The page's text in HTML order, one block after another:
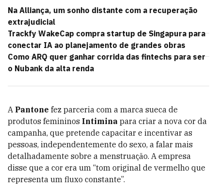
Na Alliança, um sonho distante com a recuperação
extrajudicial
Trackfy WakeCap compra startup de Singapura para
conectar IA ao planejamento de grandes obras
Como ARQ quer ganhar corrida das fintechs para ser
o Nubank da alta renda
A Pantone fez parceria com a marca sueca de
produtos femininos Intimina para criar a nova cor da
campanha, que pretende capacitar e incentivar as
pessoas, independentemente do sexo, a falar mais
detalhadamente sobre a menstruação. A empresa
disse que a cor era um “tom original de vermelho que
representa um fluxo constante”.